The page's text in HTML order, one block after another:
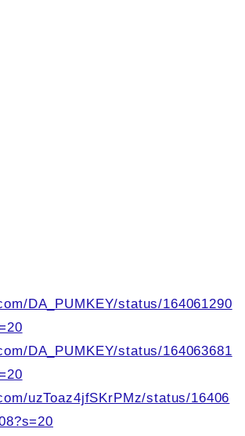
DA_PUMKEY/status/164061290
DA_PUMKEY/status/164063681
uzToaz4jfSKrPMz/status/16406